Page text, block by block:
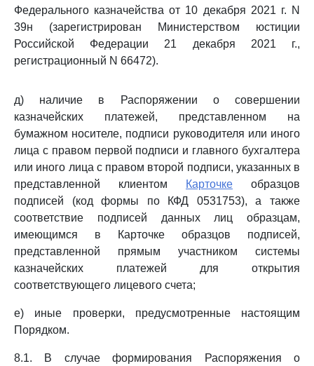
Федерального казначейства от 10 декабря 2021 г. N
39н (зарегистрирован Министерством юстиции
Российской Федерации 21 декабря 2021 г.,
регистрационный N 66472).
д) наличие в Распоряжении о совершении
казначейских платежей, представленном на
бумажном носителе, подписи руководителя или иного
лица с правом первой подписи и главного бухгалтера
или иного лица с правом второй подписи, указанных в
представленной клиентом
Карточке образцов
подписей (код формы по КФД 0531753), а также
соответствие подписей данных лиц образцам,
имеющимся в Карточке образцов подписей,
представленной прямым участником системы
казначейских платежей для открытия
соответствующего лицевого счета;
е) иные проверки, предусмотренные настоящим
Порядком.
8.1. В случае формирования Распоряжения о